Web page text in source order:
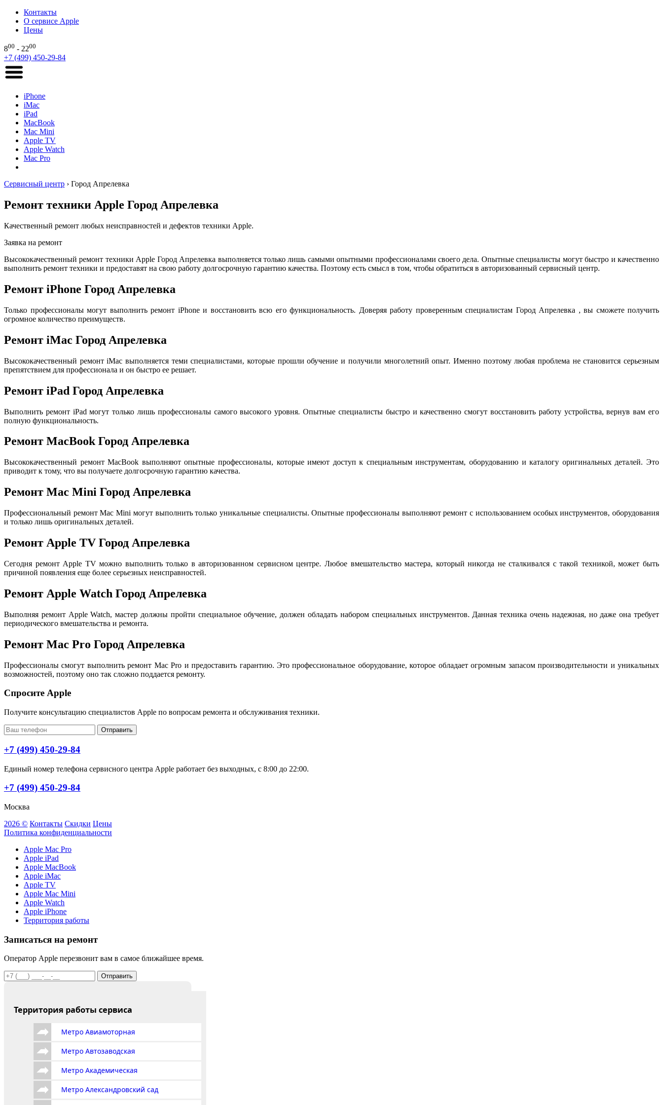
Контакты
О сервисе Apple
Цены
800 - 2200
+7 (499) 450-29-84
iPhone
iMac
iPad
MacBook
Mac Mini
Apple TV
Apple Watch
Mac Pro
Сервисный центр › Город Апрелевка
Ремонт техники Apple Город Апрелевка
Качественный ремонт любых неисправностей и дефектов техники Apple.
Заявка на ремонт
Высококачественный ремонт техники Apple Город Апрелевка выполняется только лишь самыми опытными профессионалами своего дела. Опытные специалисты могут быстро и качественно
выполнить ремонт техники и предоставят на свою работу долгосрочную гарантию качества. Поэтому есть смысл в том, чтобы обратиться в авторизованный сервисный центр.
Ремонт iPhone Город Апрелевка
Только профессионалы могут выполнить ремонт iPhone и восстановить всю его функциональность. Доверяя работу проверенным специалистам Город Апрелевка , вы сможете получить
огромное количество преимуществ.
Ремонт iMac Город Апрелевка
Высококачественный ремонт iMac выполняется теми специалистами, которые прошли обучение и получили многолетний опыт. Именно поэтому любая проблема не становится серьезным
препятствием для профессионала и он быстро ее решает.
Ремонт iPad Город Апрелевка
Выполнить ремонт iPad могут только лишь профессионалы самого высокого уровня. Опытные специалисты быстро и качественно смогут восстановить работу устройства, вернув вам его
полную функциональность.
Ремонт MacBook Город Апрелевка
Высококачественный ремонт MacBook выполняют опытные профессионалы, которые имеют доступ к специальным инструментам, оборудованию и каталогу оригинальных деталей. Это
приводит к тому, что вы получаете долгосрочную гарантию качества.
Ремонт Mac Mini Город Апрелевка
Профессиональный ремонт Mac Mini могут выполнить только уникальные специалисты. Опытные профессионалы выполняют ремонт с использованием особых инструментов, оборудования
и только лишь оригинальных деталей.
Ремонт Apple TV Город Апрелевка
Сегодня ремонт Apple TV можно выполнить только в авторизованном сервисном центре. Любое вмешательство мастера, который никогда не сталкивался с такой техникой, может быть
причиной появления еще более серьезных неисправностей.
Ремонт Apple Watch Город Апрелевка
Выполняя ремонт Apple Watch, мастер должны пройти специальное обучение, должен обладать набором специальных инструментов. Данная техника очень надежная, но даже она требует
периодического вмешательства и ремонта.
Ремонт Mac Pro Город Апрелевка
Профессионалы смогут выполнить ремонт Mac Pro и предоставить гарантию. Это профессиональное оборудование, которое обладает огромным запасом производительности и уникальных
возможностей, поэтому оно так сложно поддается ремонту.
Спросите Apple
Получите консультацию специалистов Apple по вопросам ремонта и обслуживания техники.
Отправить
+7 (499) 450-29-84
Единый номер телефона сервисного центра Apple работает без выходных, с 8:00 до 22:00.
+7 (499) 450-29-84
Москва
2026 © Контакты Скидки Цены
Политика конфиденциальности
Apple Mac Pro
Apple iPad
Apple MacBook
Apple iMac
Apple TV
Apple Mac Mini
Apple Watch
Apple iPhone
Территория работы
Записаться на ремонт
Оператор Apple перезвонит вам в самое ближайшее время.
Отправить
Территория работы сервиса
Метро Авиамоторная
Метро Автозаводская
Метро Академическая
Метро Александровский сад